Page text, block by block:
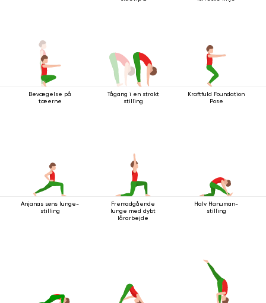
Bevægelse på
tæerne
Tågang i en strakt
stilling
Kraftfuld Foundation
Pose
Anjanas søns lunge-
stilling
Fremadgående
lunge med dybt
lårarbejde
Halv Hanuman-
stilling